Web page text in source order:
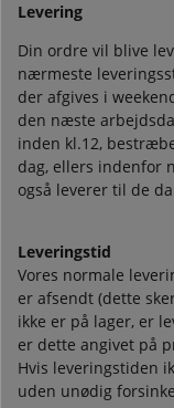
Levering
Din ordre vil blive
nærmeste
der afgives i
den næste
inden kl.12,
dag, ellers indenfor
også leverer til de
Leveringstid
Vores normale
er afsendt (dette
ikke er på lager, er
er dette angivet på
Hvis leveringstiden
uden unødig